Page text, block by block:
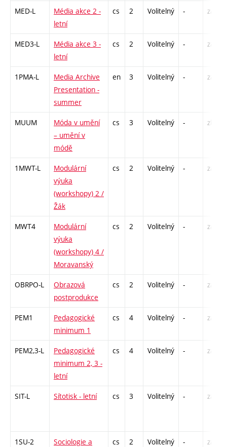
MED-L
Média akce 2 -
letní
cs 2 Volitelný - zá
MED3-L
Média akce 3 -
letní
cs 2 Volitelný - zá
1PMA-L
Media Archive
Presentation -
summer
en 3 Volitelný - zá
MUUM
Móda v umění
– umění v
módě
cs 3 Volitelný - zk
1MWT-L
Modulární
výuka
(workshopy) 2 /
Žák
cs 2 Volitelný - zá
MWT4
Modulární
výuka
(workshopy) 4 /
Moravanský
cs 2 Volitelný - zá
OBRPO-L
Obrazová
postprodukce
cs 2 Volitelný - zá
PEM1
Pedagogické
minimum 1
cs 4 Volitelný - zá
PEM2,3-L
Pedagogické
minimum 2, 3 -
letní
cs 4 Volitelný - zá
SIT-L Sítotisk - letní cs 3 Volitelný - zá
1SU-2
Sociologie a
cs 2 Volitelný - zá